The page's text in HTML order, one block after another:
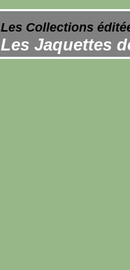
Les Collections
Les Jaquettes